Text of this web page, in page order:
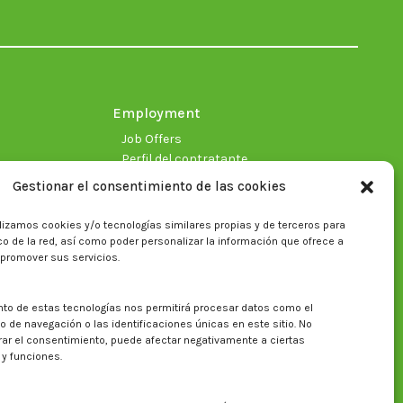
Gestionar el consentimiento de las cookies
cookies y/o tecnologías similares propias y de terceros para
de la red, así como poder personalizar la información que ofrece a
sus servicios.
de estas tecnologías nos permitirá procesar datos como el
de navegación o las identificaciones únicas en este sitio. No
el consentimiento, puede afectar negativamente a ciertas
funciones.
new new new new new new
Employment
Job Offers
Perfil del contratante
Search on CITA website
Search: